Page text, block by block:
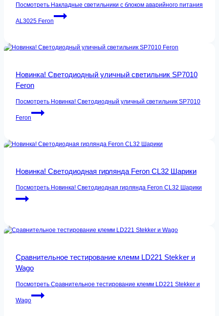
Посмотреть Накладные светильники с блоком аварийного питания
AL3025 Feron
Новинка! Светодиодный уличный светильник SP7010
Feron
Посмотреть Новинка! Светодиодный уличный светильник SP7010
Feron
Новинка! Светодиодная гирлянда Feron CL32 Шарики
Посмотреть Новинка! Светодиодная гирлянда Feron CL32 Шарики
Сравнительное тестирование клемм LD221 Stekker и
Wago
Посмотреть Сравнительное тестирование клемм LD221 Stekker и
Wago